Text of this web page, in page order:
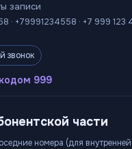
записи
· +79991234558 · +7 999 123
звонок
999
части
номера (для внутренней